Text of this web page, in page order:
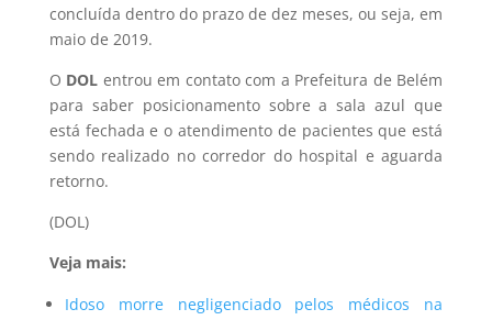
concluída dentro do prazo de dez meses, ou seja, em
maio de 2019.
O DOL entrou em contato com a Prefeitura de Belém
para saber posicionamento sobre a sala azul que
está fechada e o atendimento de pacientes que está
sendo realizado no corredor do hospital e aguarda
retorno.
(DOL)
Veja mais:
Idoso morre negligenciado pelos médicos na